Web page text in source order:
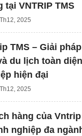
tại VNTRIP TMS
2025
TMS – Giải
du lịch toàn
hiện đại
2025
hàng của
nghiệp đa